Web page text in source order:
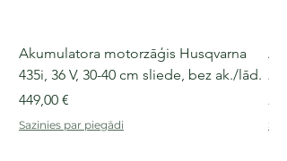
Akumulatora motorzāģis Husqvarna
435i, 36 V, 30-40 cm sliede, bez ak./lād.
Cena
449,00 €
Sazinies par piegādi